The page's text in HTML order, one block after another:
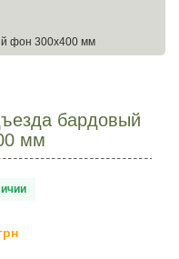
фон 300х400 мм
бардовый
мм